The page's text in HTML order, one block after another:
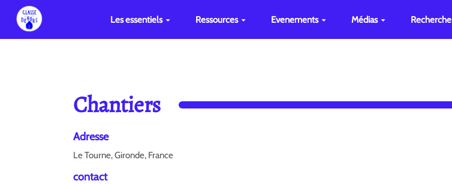
Les essentiels Ressources Evenements Médias Recherche
Chantiers
Adresse
Le Tourne, Gironde, France
contact